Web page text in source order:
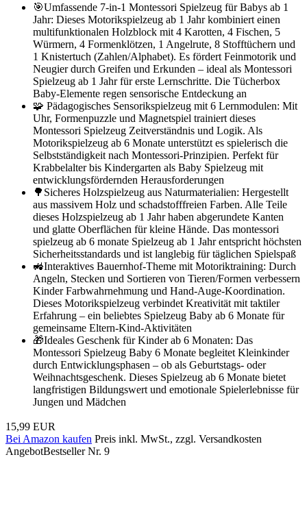
🎯Umfassende 7-in-1 Montessori Spielzeug für Babys ab 1
Jahr​: Dieses ​​Motorikspielzeug ab 1 Jahr​​ kombiniert einen
multifunktionalen Holzblock mit 4 Karotten, 4 Fischen, 5
Würmern, 4 Formenklötzen, 1 Angelrute, 8 Stofftüchern und
1 Knistertuch (Zahlen/Alphabet). Es fördert Feinmotorik und
Neugier durch Greifen und Erkunden – ideal als ​​Montessori
Spielzeug ab 1 Jahr​​ für erste Lernschritte. Die ​​Tücherbox
Baby​​-Elemente regen sensorische Entdeckung an
🧩 ​​Pädagogisches Sensorikspielzeug mit 6 Lernmodulen​​: Mit
Uhr, Formenpuzzle und Magnetspiel trainiert dieses ​​
Montessori Spielzeug​​ Zeitverständnis und Logik. Als ​​
Motorikspielzeug ab 6 Monate​​ unterstützt es spielerisch die
Selbstständigkeit nach Montessori-Prinzipien. Perfekt für
Krabbelalter bis Kindergarten als ​​Baby Spielzeug​​ mit
entwicklungsfördernden Herausforderungen
🌳​​Sicheres Holzspielzeug aus Naturmaterialien​: Hergestellt
aus massivem Holz und schadstofffreien Farben. Alle Teile
dieses ​​Holzspielzeug ab 1 Jahr​​ haben abgerundete Kanten
und glatte Oberflächen für kleine Hände. Das ​​montessori
spielzeug ab 6 monate Spielzeug ab 1 Jahr​​ entspricht höchsten
Sicherheitsstandards und ist langlebig für täglichen Spielspaß
🚜​​Interaktives Bauernhof-Theme mit Motoriktraining​: Durch
Angeln, Stecken und Sortieren von Tieren/Formen verbessern
Kinder Farbwahrnehmung und Hand-Auge-Koordination.
Dieses ​​Motorikspielzeug​​ verbindet Kreativität mit taktiler
Erfahrung – ein beliebtes ​​Spielzeug Baby ab 6 Monate​​ für
gemeinsame Eltern-Kind-Aktivitäten
🎁​​Ideales Geschenk für Kinder ab 6 Monaten​: Das ​​
Montessori Spielzeug Baby 6 Monate​​ begleitet Kleinkinder
durch Entwicklungsphasen – ob als Geburtstags- oder
Weihnachtsgeschenk. Dieses ​​Spielzeug ab 6 Monate​​ bietet
langfristigen Bildungswert und emotionale Spielerlebnisse für
Jungen und Mädchen
15,99 EUR
Bei Amazon kaufen Preis inkl. MwSt., zzgl. Versandkosten
AngebotBestseller Nr. 9